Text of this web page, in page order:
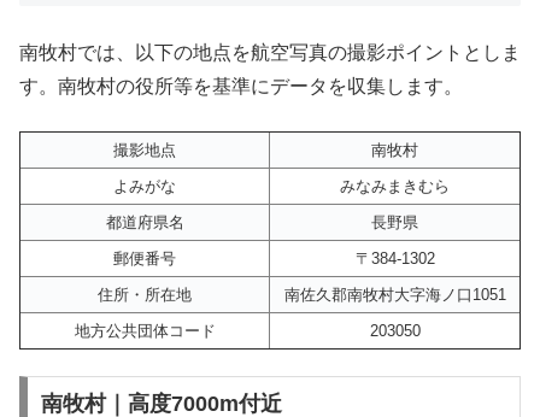
南牧村では、以下の地点を航空写真の撮影ポイントとしま
す。南牧村の役所等を基準にデータを収集します。
撮影地点
南牧村
よみがな
みなみまきむら
都道府県名
長野県
郵便番号
〒384-1302
住所・所在地
南佐久郡南牧村大字海ノ口1051
地方公共団体コード
203050
南牧村｜高度7000m付近